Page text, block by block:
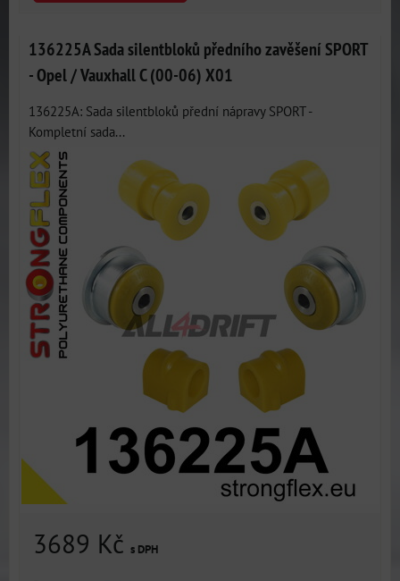
136225A Sada silentbloků předního zavěšení SPORT
- Opel / Vauxhall C (00-06) X01
136225A: Sada silentbloků přední nápravy SPORT -
Kompletní sada...
3689 Kč s DPH